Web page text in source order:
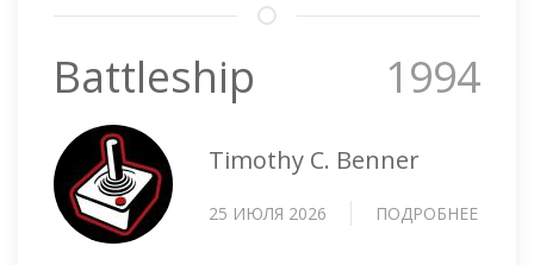
Battleship 1994
Timothy C. Benner
25 ИЮЛЯ 2026 ПОДРОБНЕЕ